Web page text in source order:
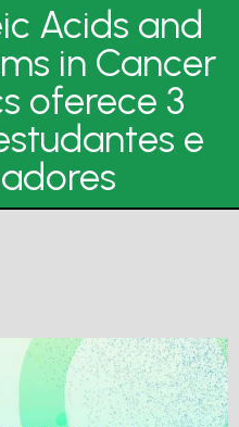
Acids and
in Cancer
oferece 3
e